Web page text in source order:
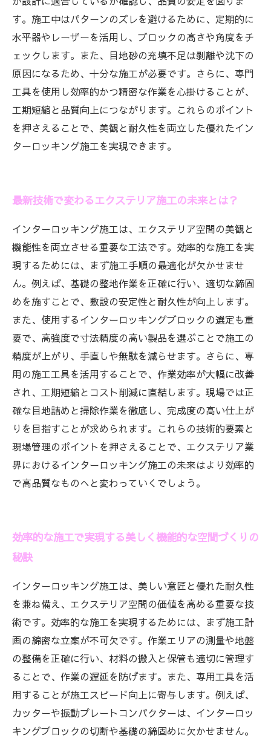
す。施工中はパターンのズレを避けるために、定期的に
水平器やレーザーを活用し、ブロックの高さや角度をチ
ェックします。また、目地砂の充填不足は剥離や沈下の
原因になるため、十分な施工が必要です。さらに、専門
工具を使用し効率的かつ精密な作業を心掛けることが、
工期短縮と品質向上につながります。これらのポイント
を押さえることで、美観と耐久性を両立した優れたイン
ターロッキング施工を実現できます。
最新技術で変わるエクステリア施工の未来とは？
インターロッキング施工は、エクステリア空間の美観と
機能性を両立させる重要な工法です。効率的な施工を実
現するためには、まず施工手順の最適化が欠かせませ
ん。例えば、基礎の整地作業を正確に行い、適切な締固
めを施すことで、敷設の安定性と耐久性が向上します。
また、使用するインターロッキングブロックの選定も重
要で、高強度で寸法精度の高い製品を選ぶことで施工の
精度が上がり、手直しや無駄を減らせます。さらに、専
用の施工工具を活用することで、作業効率が大幅に改善
され、工期短縮とコスト削減に直結します。現場では正
確な目地詰めと掃除作業を徹底し、完成度の高い仕上が
りを目指すことが求められます。これらの技術的要素と
現場管理のポイントを押さえることで、エクステリア業
界におけるインターロッキング施工の未来はより効率的
で高品質なものへと変わっていくでしょう。
効率的な施工で実現する美しく機能的な空間づくりの
秘訣
インターロッキング施工は、美しい意匠と優れた耐久性
を兼ね備え、エクステリア空間の価値を高める重要な技
術です。効率的な施工を実現するためには、まず施工計
画の綿密な立案が不可欠です。作業エリアの測量や地盤
の整備を正確に行い、材料の搬入と保管も適切に管理す
ることで、作業の遅延を防げます。また、専用工具を活
用することが施工スピード向上に寄与します。例えば、
カッターや振動プレートコンパクターは、インターロッ
キングブロックの切断や基礎の締固めに欠かせません。